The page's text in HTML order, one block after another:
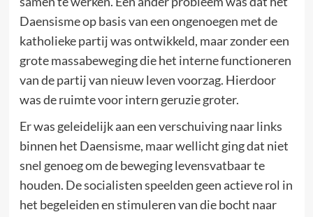
Daensisme op basis van een ongenoegen met de
katholieke partij was ontwikkeld, maar zonder een
grote massabeweging die het interne functioneren
van de partij van nieuw leven voorzag. Hierdoor
was de ruimte voor intern geruzie groter.
Er was geleidelijk aan een verschuiving naar links
binnen het Daensisme, maar wellicht ging dat niet
snel genoeg om de beweging levensvatbaar te
houden. De socialisten speelden geen actieve rol in
het begeleiden en stimuleren van die bocht naar